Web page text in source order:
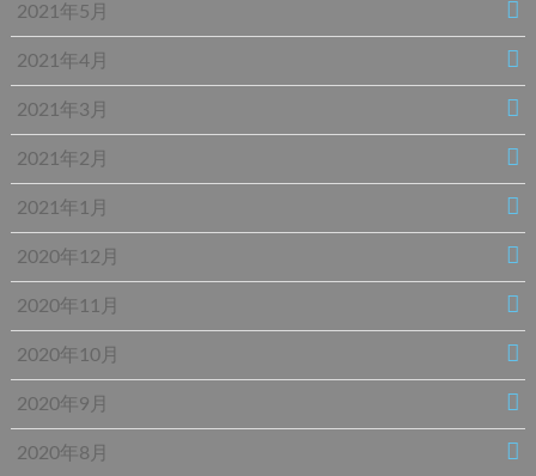
2021年5月
2021年4月
2021年3月
2021年2月
2021年1月
2020年12月
2020年11月
2020年10月
2020年9月
2020年8月